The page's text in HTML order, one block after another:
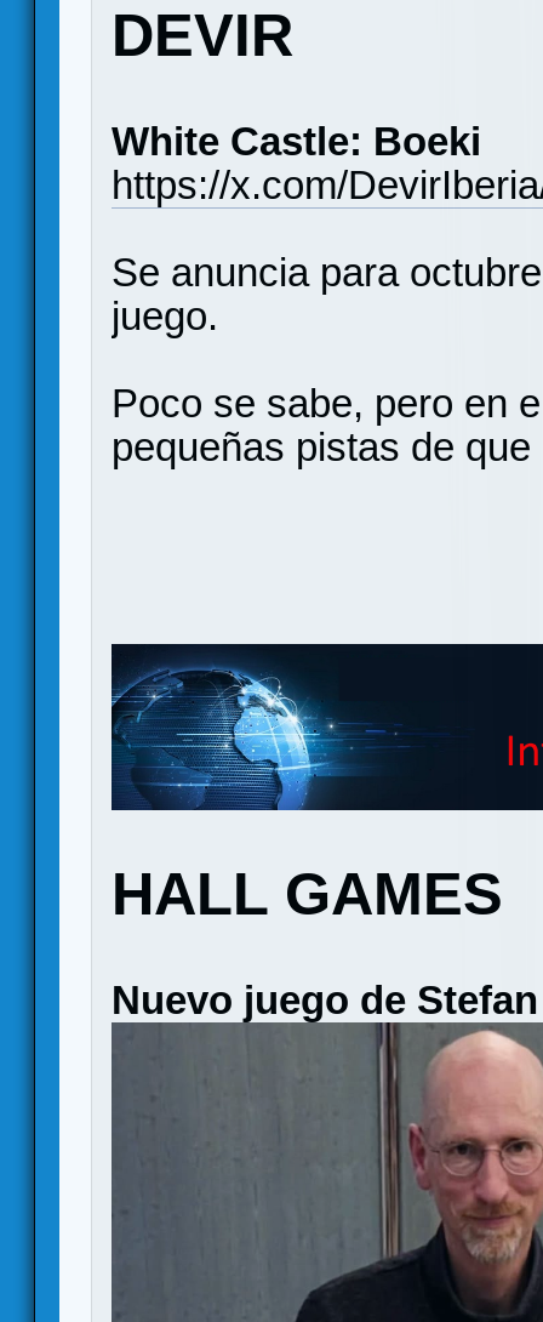
DEVIR
White Castle: Boeki
https://x.com/
Se anuncia para
juego.
Poco se sabe, pero en
pequeñas pistas de
HALL GAMES
Nuevo juego de